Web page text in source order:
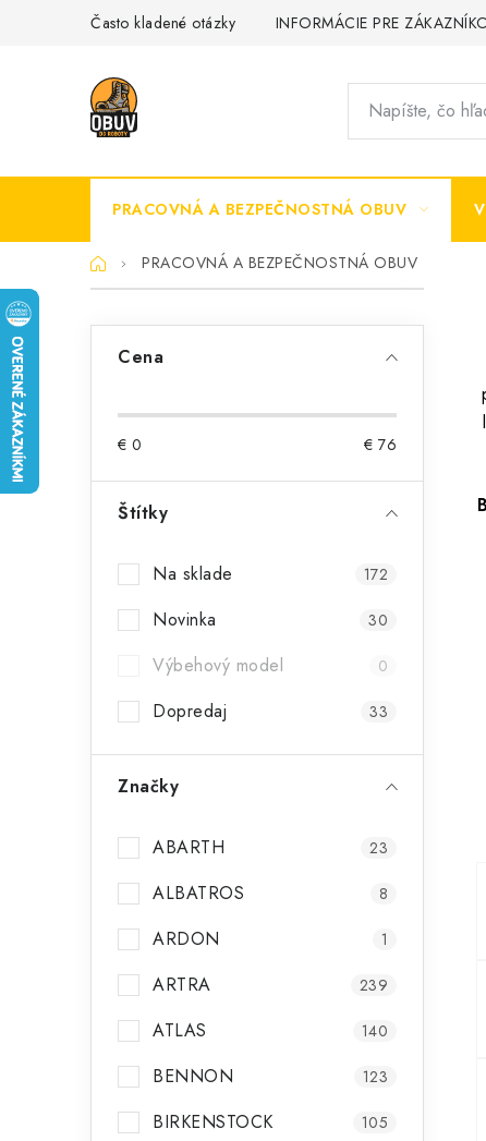
Často kladené otázky INFORMÁCIE PRE
PRACOVNÁ A BEZPEČNOSTNÁ OBUV
DomovPRACOVNÁ A BEZPEČNOSTNÁ OBUV
B
ý
Cena
€ 0 € 76
Štítky
Na sklade 172
Novinka 30
Výbehový model 0
Dopredaj 33
Značky
ABARTH 23
ALBATROS 8
ARDON 1
ARTRA 239
ATLAS 140
BENNON 123
BIRKENSTOCK 105